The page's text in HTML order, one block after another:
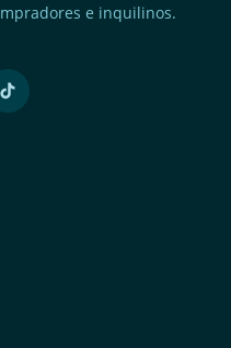
e inquilinos.